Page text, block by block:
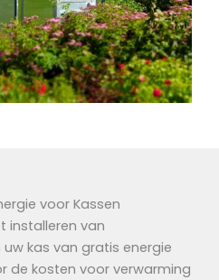
voor Kassen
installeren van
kas van gratis energie
de kosten voor verwarming